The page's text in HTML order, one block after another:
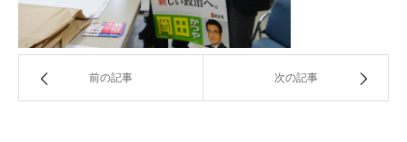
前の記事 次の記事